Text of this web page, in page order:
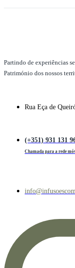
Partindo de experiências
Património dos nossos
Rua Eça de
(+351) 931 131
Chamada para a rede